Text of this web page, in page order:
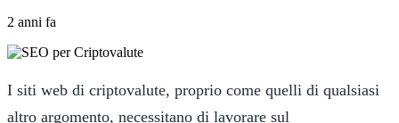
2 anni fa
I siti web di criptovalute, proprio come quelli di qualsiasi
altro argomento, necessitano di lavorare sul